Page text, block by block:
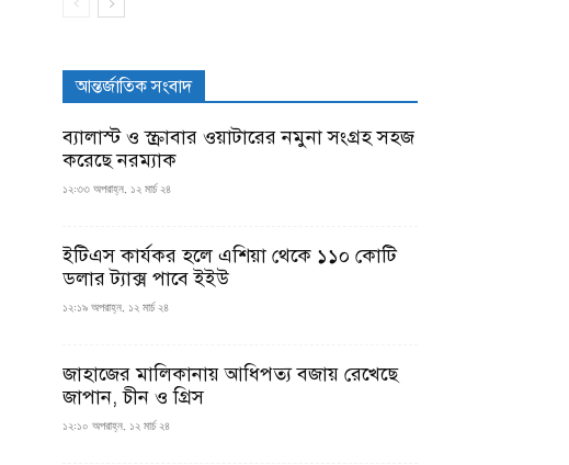
আন্তর্জাতিক সংবাদ
ব্যালাস্ট ও স্ক্রাবার ওয়াটারের নমুনা সংগ্রহ সহজ
করেছে নরম্যাক
১২:৩৩ অপরাহ্ন, ১২ মার্চ ২৪
ইটিএস কার্যকর হলে এশিয়া থেকে ১১০ কোটি
ডলার ট্যাক্স পাবে ইইউ
১২:১৯ অপরাহ্ন, ১২ মার্চ ২৪
জাহাজের মালিকানায় আধিপত্য বজায় রেখেছে
জাপান, চীন ও গ্রিস
১২:১০ অপরাহ্ন, ১২ মার্চ ২৪